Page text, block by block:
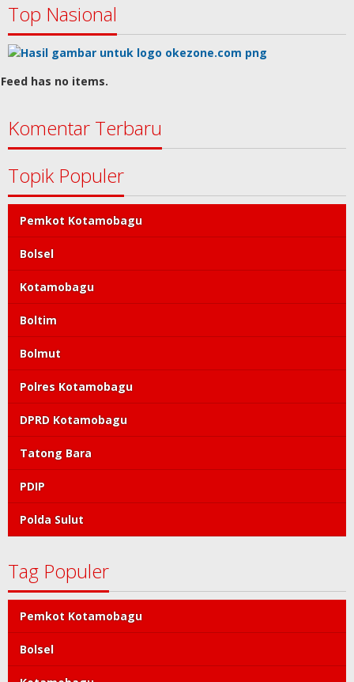
Top Nasional
Feed has no items.
Komentar Terbaru
Topik Populer
Pemkot Kotamobagu
Bolsel
Kotamobagu
Boltim
Bolmut
Polres Kotamobagu
DPRD Kotamobagu
Tatong Bara
PDIP
Polda Sulut
Tag Populer
Pemkot Kotamobagu
Bolsel